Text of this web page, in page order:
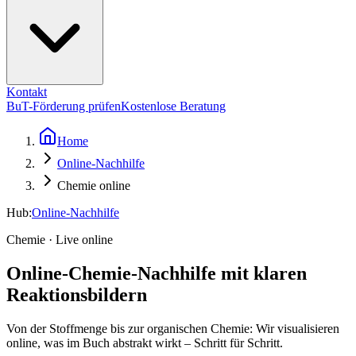
Kontakt
BuT-Förderung prüfenKostenlose Beratung
Home
Online-Nachhilfe
Chemie online
Hub:Online-Nachhilfe
Chemie · Live online
Online-Chemie-Nachhilfe mit klaren
Reaktionsbildern
Von der Stoffmenge bis zur organischen Chemie: Wir visualisieren
online, was im Buch abstrakt wirkt – Schritt für Schritt.